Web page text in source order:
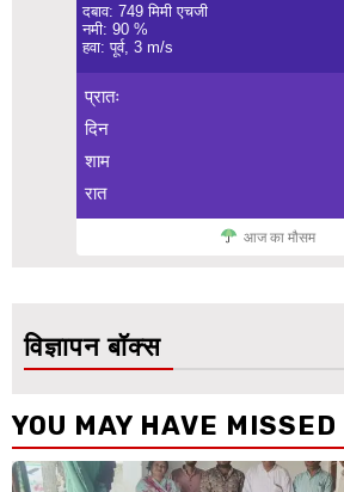
दबाव: 749 मिमी एचजी
नमी: 90 %
हवा: पूर्व, 3 m/s
प्रातः
दिन
शाम
रात
आज का मौसम
विज्ञापन बॉक्स
YOU MAY HAVE MISSED